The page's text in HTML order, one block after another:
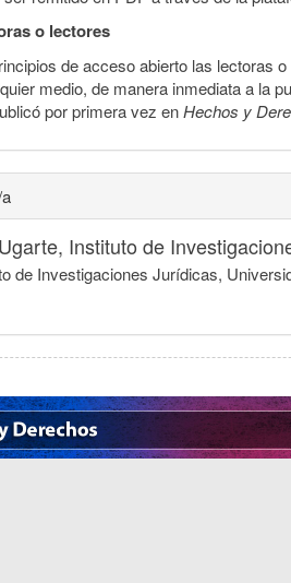
o lectores
de acceso abierto las lectoras
medio, de manera inmediata a la
por primera vez enHechos y
Instituto de
de Investigaciones Jurídicas,